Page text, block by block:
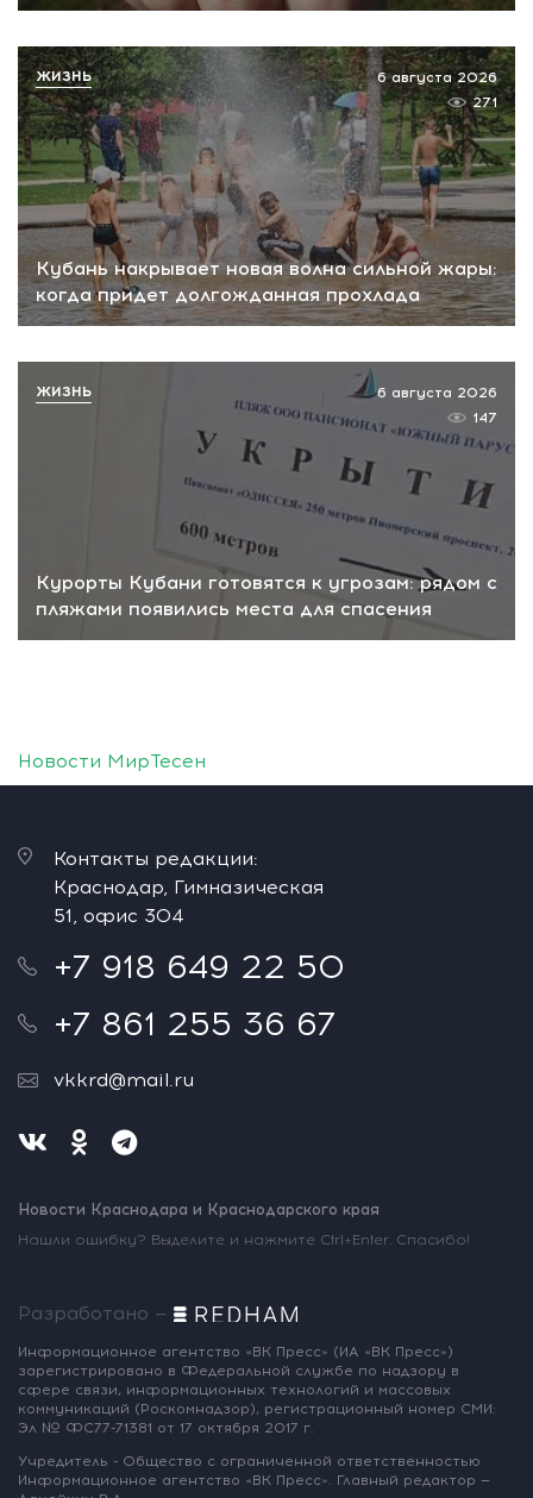
Кубань накрывает новая волна сильной жары:
когда придет долгожданная прохлада
6 августа 2026
271
ЖИЗНЬ
Курорты Кубани готовятся к угрозам: рядом с
пляжами появились места для спасения
6 августа 2026
147
ЖИЗНЬ
Новости МирТесен
Контакты редакции:
Краснодар, Гимназическая
51, офис 304
+7 918 649 22 50
+7 861 255 36 67
vkkrd@mail.ru
Новости Краснодара и Краснодарского края
Нашли ошибку? Выделите и нажмите Ctrl+Enter. Спасибо!
Разработано —
Информационное агентство «ВК Пресс» (ИА «ВК Пресс»)
зарегистрировано в Федеральной службе по надзору в
сфере связи, информационных технологий и массовых
коммуникаций (Роскомнадзор), регистрационный номер СМИ:
Эл № ФС77-71381 от 17 октября 2017 г.
Учредитель - Общество с ограниченной ответственностью
Информационное агентство «ВК Пресс». Главный редактор —